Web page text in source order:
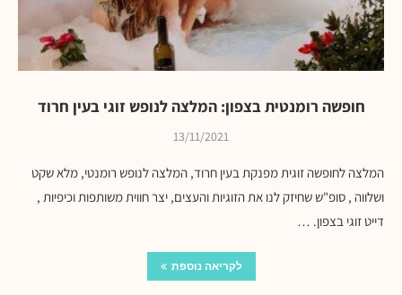
חופשה רומנטית בצפון: המלצה לנופש זוגי בעין חרוד
13/11/2021
המלצה לחופשה זוגית מפנקת בעין חרוד, המלצה לנופש רומנטי, מלא שקט
ושלווה , סופ"ש שחיזק לנו את הזוגיות והעצים, יצר חווית משותפות וכיפיות ,
דייט זוגי בצפון. …
לקריאה נוספת